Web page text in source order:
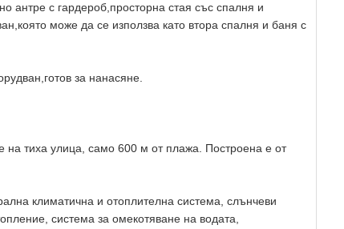
антре с гардероб,просторна стая със спалня и
може да се използва като втора спалня и баня с
за нанасяне.
нa тиxa yлицa, caмo 600 м oт плaжa. Пocтpoeна е oт
климaтичнa и oтoплитeлнa cиcтeмa, cлънчeви
cиcтeмa зa oмeкoтявaнe нa вoдaтa,